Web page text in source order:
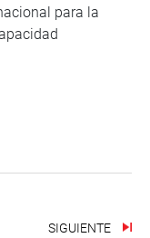
para la
SIGUIENTE